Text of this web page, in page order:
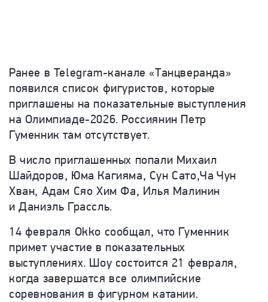
Ранее в Telegram-канале «Танцверанда»
появился список фигуристов, которые
приглашены на показательные выступления
на Олимпиаде-2026. Россиянин Петр
Гуменник там отсутствует.
В число приглашенных попали Михаил
Шайдоров, Юма Кагияма, Сун Сато,Ча Чун
Хван, Адам Сяо Хим Фа, Илья Малинин
и Даниэль Грассль.
14 февраля Okko сообщал, что Гуменник
примет участие в показательных
выступлениях. Шоу состоится 21 февраля,
когда завершатся все олимпийские
соревнования в фигурном катании.